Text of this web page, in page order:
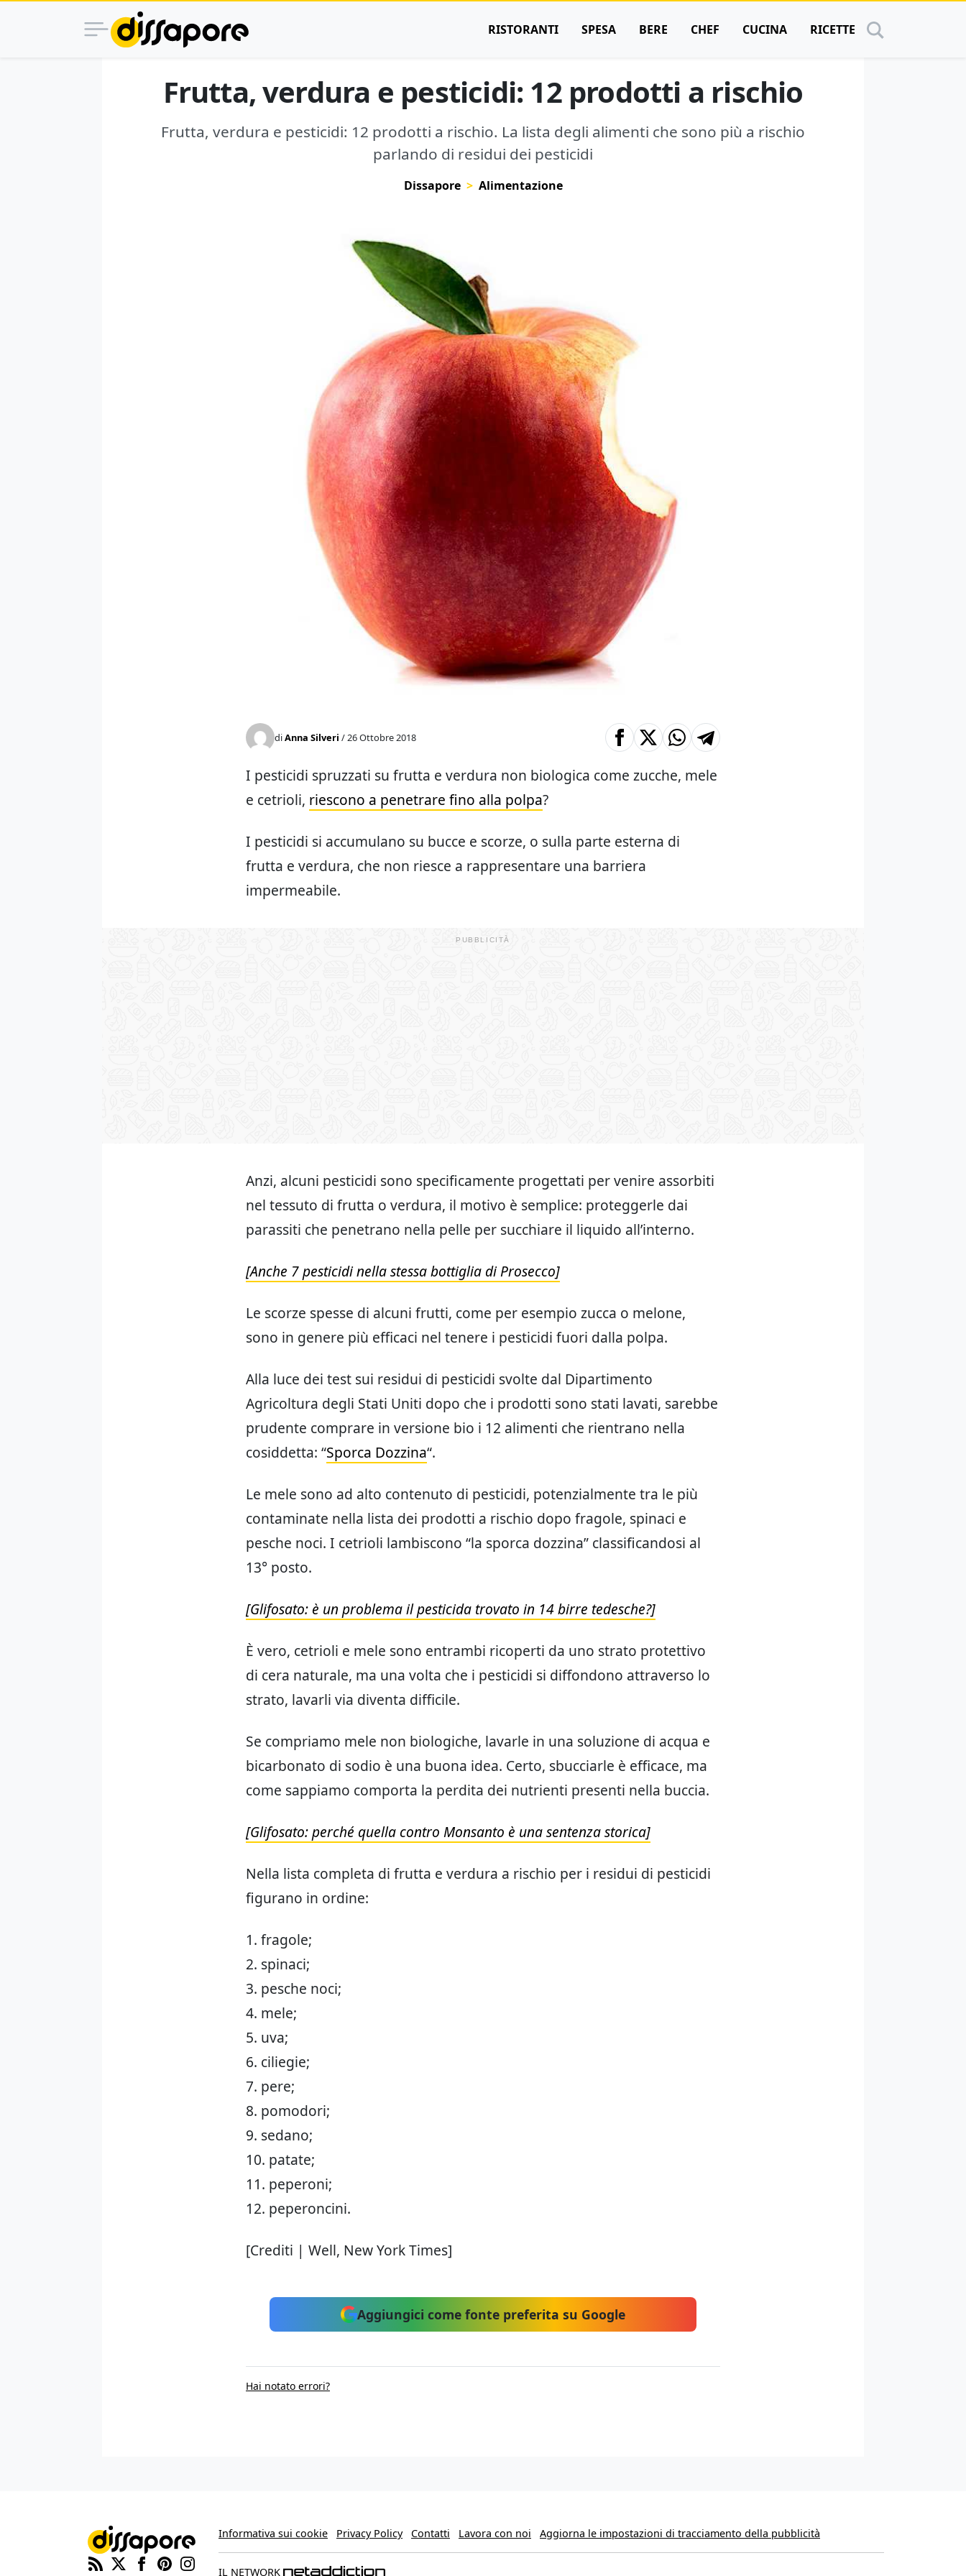
RISTORANTI SPESA BERE CHEF CUCINA RICETTE
Frutta, verdura e pesticidi: 12 prodotti a rischio
Frutta, verdura e pesticidi: 12 prodotti a rischio. La lista degli alimenti che sono più a rischio
parlando di residui dei pesticidi
Dissapore Alimentazione
diAnna Silveri / 26 Ottobre 2018
I pesticidi spruzzati su frutta e verdura non biologica come zucche, mele
e cetrioli, riescono a penetrare fino alla polpa?
I pesticidi si accumulano su bucce e scorze, o sulla parte esterna di
frutta e verdura, che non riesce a rappresentare una barriera
impermeabile.
Anzi, alcuni pesticidi sono specificamente progettati per venire assorbiti
nel tessuto di frutta o verdura, il motivo è semplice: proteggerle dai
parassiti che penetrano nella pelle per succhiare il liquido all’interno.
[Anche 7 pesticidi nella stessa bottiglia di Prosecco]
Le scorze spesse di alcuni frutti, come per esempio zucca o melone,
sono in genere più efficaci nel tenere i pesticidi fuori dalla polpa.
Alla luce dei test sui residui di pesticidi svolte dal Dipartimento
Agricoltura degli Stati Uniti dopo che i prodotti sono stati lavati, sarebbe
prudente comprare in versione bio i 12 alimenti che rientrano nella
cosiddetta: “Sporca Dozzina“.
Le mele sono ad alto contenuto di pesticidi, potenzialmente tra le più
contaminate nella lista dei prodotti a rischio dopo fragole, spinaci e
pesche noci. I cetrioli lambiscono “la sporca dozzina” classificandosi al
13° posto.
[Glifosato: è un problema il pesticida trovato in 14 birre tedesche?]
È vero, cetrioli e mele sono entrambi ricoperti da uno strato protettivo
di cera naturale, ma una volta che i pesticidi si diffondono attraverso lo
strato, lavarli via diventa difficile.
Se compriamo mele non biologiche, lavarle in una soluzione di acqua e
bicarbonato di sodio è una buona idea. Certo, sbucciarle è efficace, ma
come sappiamo comporta la perdita dei nutrienti presenti nella buccia.
[Glifosato: perché quella contro Monsanto è una sentenza storica]
Nella lista completa di frutta e verdura a rischio per i residui di pesticidi
figurano in ordine:
1. fragole;
2. spinaci;
3. pesche noci;
4. mele;
5. uva;
6. ciliegie;
7. pere;
8. pomodori;
9. sedano;
10. patate;
11. peperoni;
12. peperoncini.
[Crediti | Well, New York Times]
Aggiungici come fonte preferita su Google
Hai notato errori?
Informativa sui cookie Privacy Policy Contatti Lavora con noi Aggiorna le impostazioni di tracciamento della pubblicità
IL NETWORK